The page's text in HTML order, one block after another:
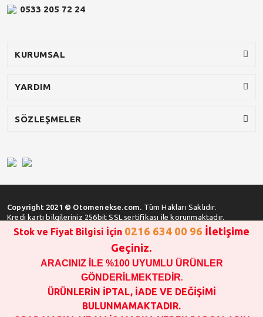
0533 205 72 24
KURUMSAL
YARDIM
SÖZLEŞMELER
Copyright 2021 © Otomenekse.com. Tüm Hakları Saklıdır.
Kredi kartı bilgileriniz 256bit SSL sertifikası ile korunmaktadır.
SATIN ALMA İŞLEMİ YAPMADAN ÖNCE
STOK VE FİYAT BİLGİSİ ALINIZ !!!
1000 TL VE ÜSTÜ SİPARİŞ VERİLEBİLİR!!!
OPAR MARKA VE MAİS MARKA YEDEK PARÇALARIN
GARANTİSİ YOKTUR!!!!!!!!!!!
Stok ve Fiyat Bilgisi İçin 0216 634 00 96 İletişime
Geçiniz.
ARACINIZ İLE %100 UYUMLU ÜRÜNLER
GÖNDERİLMEKTEDİR.
ÜRÜNLERİN İPTAL, İADE VE DEĞİŞİMİ
BULUNMAMAKTADIR.